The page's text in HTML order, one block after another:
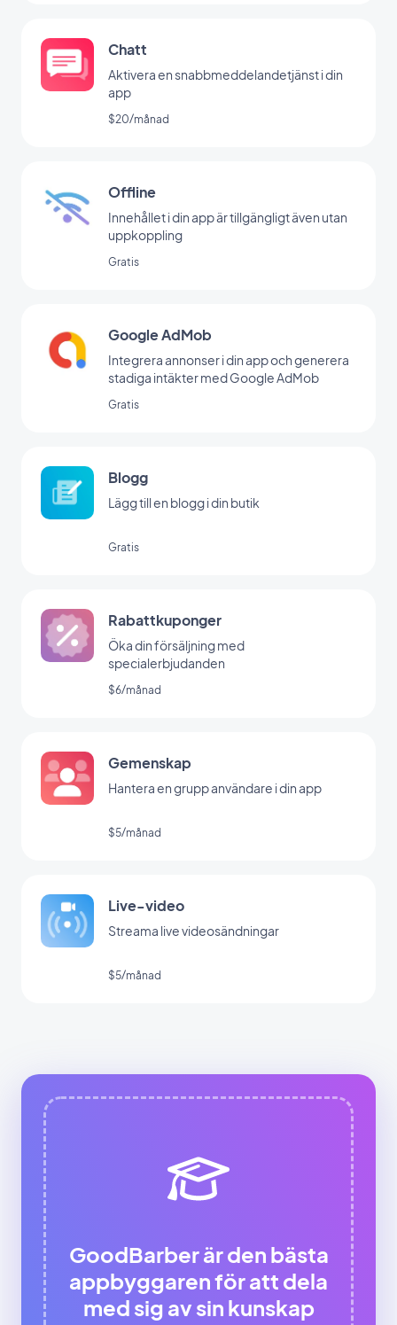
Chatt
Aktivera en snabbmeddelandetjänst i din
app
$20/månad
Offline
Innehållet i din app är tillgängligt även utan
uppkoppling
Gratis
Google AdMob
Integrera annonser i din app och generera
stadiga intäkter med Google AdMob
Gratis
Blogg
Lägg till en blogg i din butik
Gratis
Rabattkuponger
Öka din försäljning med
specialerbjudanden
$6/månad
Gemenskap
Hantera en grupp användare i din app
$5/månad
Live-video
Streama live videosändningar
$5/månad
GoodBarber är den bästa
appbyggaren för att dela
med sig av sin kunskap